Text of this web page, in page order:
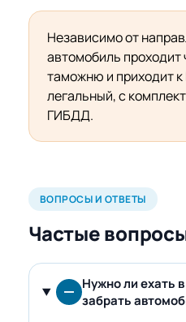
Независимо от
автомобиль проходит
таможню и приходит
легальный, с
ГИБДД.
ВОПРОСЫ И ОТВЕТЫ
Частые
Нужно ли ехать
забрать